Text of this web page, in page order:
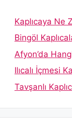
Kaplıcaya Ne
Bingöl
Afyon’da
Ilıcalı İçmesi
Tavşanlı